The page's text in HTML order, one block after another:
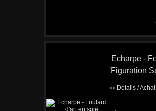
Echarpe -
'Figuration
>> Détails /